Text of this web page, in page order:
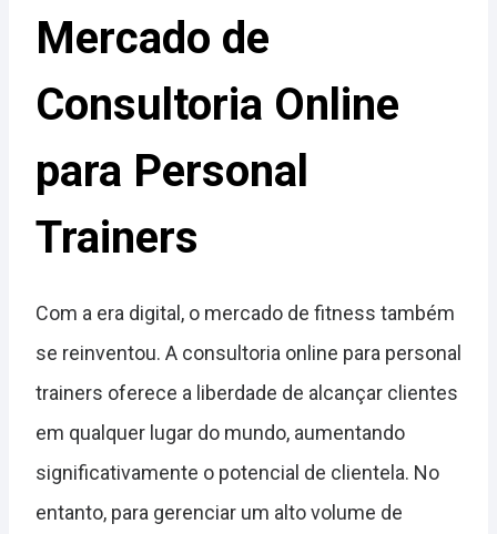
Mercado de
Consultoria Online
para Personal
Trainers
Com a era digital, o mercado de fitness também
se reinventou. A consultoria online para personal
trainers oferece a liberdade de alcançar clientes
em qualquer lugar do mundo, aumentando
significativamente o potencial de clientela. No
entanto, para gerenciar um alto volume de